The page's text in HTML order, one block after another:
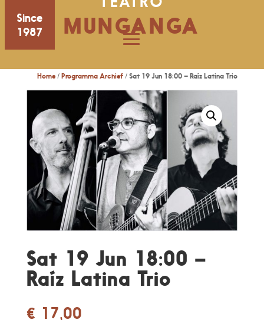
Since
1987
MUNGANGA
Home /Programma Archief / Sat 19 Jun 18:00 – Raíz Latina Trio
Sat 19 Jun 18:00 –
Raíz Latina Trio
€ 17,00